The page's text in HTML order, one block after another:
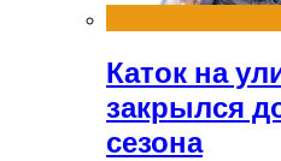
Каток на
закрылся
сезона